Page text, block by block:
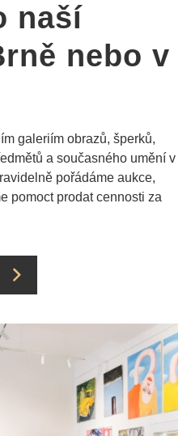
naší
nebo v
galeriím obrazů, šperků,
a současného umění v
pořádáme aukce,
pomoct prodat cennosti za